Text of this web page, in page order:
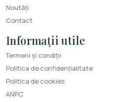
Noutăți
Contact
Informații utile
Termeni și condiții
Politica de confidențialitate
Politica de cookies
ANPC